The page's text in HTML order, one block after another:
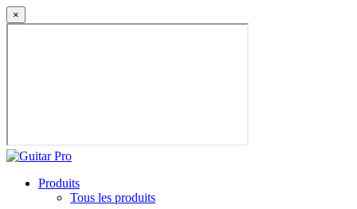
×
Produits
Tous les produits